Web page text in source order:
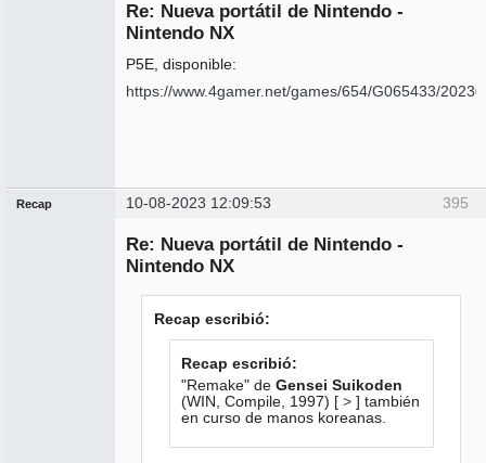
Re: Nueva portátil de Nintendo -
Nintendo NX
P5E, disponible:
https://www.4gamer.net/games/654/G065433/
395
Recap 10-08-2023 12:09:53
Re: Nueva portátil de Nintendo -
Nintendo NX
Recap escribió:
Recap escribió:
"Remake" de Gensei Suikoden
(WIN, Compile, 1997) [ > ] también
en curso de manos koreanas.